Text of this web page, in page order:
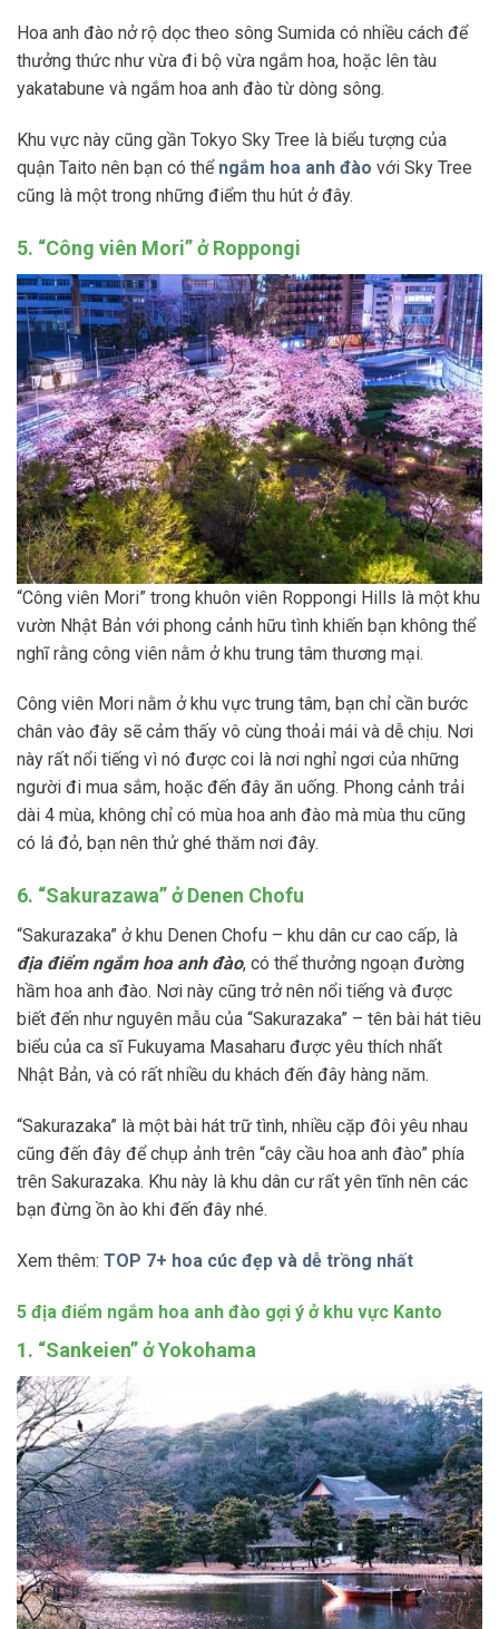
Hoa anh đào nở rộ dọc theo sông Sumida có nhiều cách để
thưởng thức như vừa đi bộ vừa ngắm hoa, hoặc lên tàu
yakatabune và ngắm hoa anh đào từ dòng sông.
Khu vực này cũng gần Tokyo Sky Tree là biểu tượng của
quận Taito nên bạn có thể ngắm hoa anh đào với Sky Tree
cũng là một trong những điểm thu hút ở đây.
5. “Công viên Mori” ở Roppongi
“Công viên Mori” trong khuôn viên Roppongi Hills là một khu
vườn Nhật Bản với phong cảnh hữu tình khiến bạn không thể
nghĩ rằng công viên nằm ở khu trung tâm thương mại.
Công viên Mori nằm ở khu vực trung tâm, bạn chỉ cần bước
chân vào đây sẽ cảm thấy vô cùng thoải mái và dễ chịu. Nơi
này rất nổi tiếng vì nó được coi là nơi nghỉ ngơi của những
người đi mua sắm, hoặc đến đây ăn uống. Phong cảnh trải
dài 4 mùa, không chỉ có mùa hoa anh đào mà mùa thu cũng
có lá đỏ, bạn nên thử ghé thăm nơi đây.
6. “Sakurazawa” ở Denen Chofu
“Sakurazaka” ở khu Denen Chofu – khu dân cư cao cấp, là
địa điểm ngắm hoa anh đào, có thể thưởng ngoạn đường
hầm hoa anh đào. Nơi này cũng trở nên nổi tiếng và được
biết đến như nguyên mẫu của “Sakurazaka” – tên bài hát tiêu
biểu của ca sĩ Fukuyama Masaharu được yêu thích nhất
Nhật Bản, và có rất nhiều du khách đến đây hàng năm.
“Sakurazaka” là một bài hát trữ tình, nhiều cặp đôi yêu nhau
cũng đến đây để chụp ảnh trên “cây cầu hoa anh đào” phía
trên Sakurazaka. Khu này là khu dân cư rất yên tĩnh nên các
bạn đừng ồn ào khi đến đây nhé.
Xem thêm: TOP 7+ hoa cúc đẹp và dễ trồng nhất
5 địa điểm ngắm hoa anh đào gợi ý ở khu vực Kanto
1. “Sankeien” ở Yokohama